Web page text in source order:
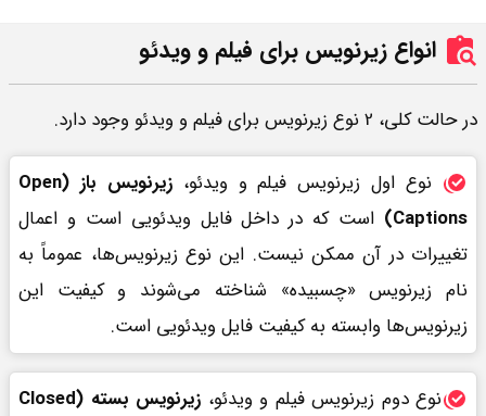
انواع زیرنویس برای فیلم و ویدئو
در حالت کلی، 2 نوع زیرنویس برای فیلم و ویدئو وجود دارد.
نوع اول زیرنویس فیلم و ویدئو،
زیرنویس باز (Open
Captions)
است که در داخل فایل ویدئویی است و اعمال
تغییرات در آن ممکن نیست. این نوع زیرنویس‌ها، عموماً به
نام زیرنویس «چسبیده» شناخته می‌شوند و کیفیت این
زیرنویس‌ها وابسته به کیفیت فایل ویدئویی است.
نوع دوم زیرنویس فیلم و ویدئو،
زیرنویس بسته (Closed